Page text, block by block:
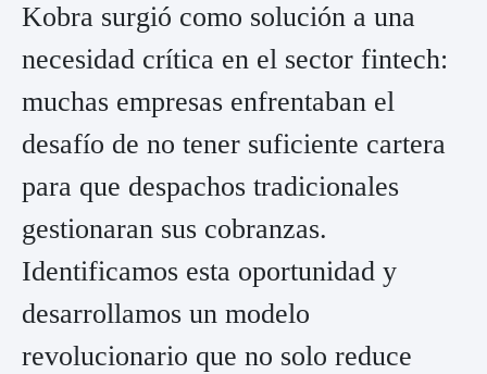
Kobra surgió como solución a una
necesidad crítica en el sector fintech:
muchas empresas enfrentaban el
desafío de no tener suficiente cartera
para que despachos tradicionales
gestionaran sus cobranzas.
Identificamos esta oportunidad y
desarrollamos un modelo
revolucionario que no solo reduce